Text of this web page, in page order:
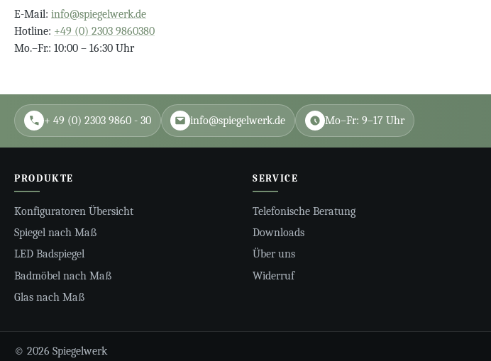
E-Mail: info@spiegelwerk.de
Hotline: +49 (0) 2303 9860380
Mo.–Fr.: 10:00 – 16:30 Uhr
+ 49 (0) 2303 9860 - 30 info@spiegelwerk.de Mo–Fr: 9–17 Uhr
PRODUKTE
Konfiguratoren Übersicht
Spiegel nach Maß
LED Badspiegel
Badmöbel nach Maß
Glas nach Maß
SERVICE
Telefonische Beratung
Downloads
Über uns
Widerruf
© 2026 Spiegelwerk